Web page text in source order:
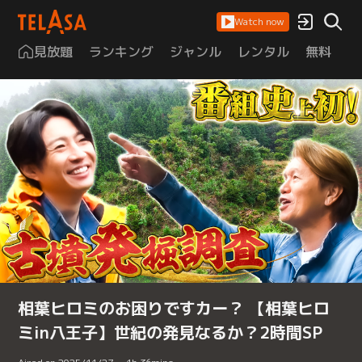
Watch now
見放題 ランキング ジャンル レンタル 無料
相葉ヒロミのお困りですカー？ 【相葉ヒロ
ミin八王子】世紀の発見なるか？2時間SP